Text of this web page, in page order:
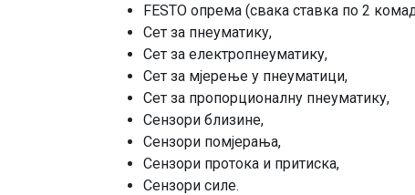
FESTO опрема (свака ставка по 2
Сет за пнеуматику,
Сет за електропнеуматику,
Сет за мјерење у пнеуматици,
Сет за пропорционалну пнеуматику,
Сензори близине,
Сензори помјерања,
Сензори протока и притиска,
Сензори силе.